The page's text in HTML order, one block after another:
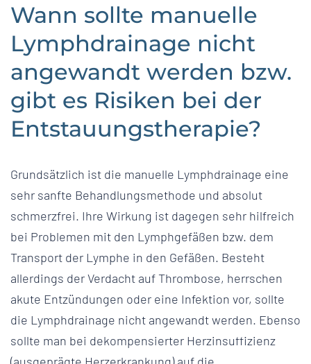
Wann sollte manuelle
Lymphdrainage nicht
angewandt werden bzw.
gibt es Risiken bei der
Entstauungs­therapie?
Grundsätzlich ist die manuelle Lymphdrainage eine
sehr sanfte Behandlungsmethode und absolut
schmerzfrei. Ihre Wirkung ist dagegen sehr hilfreich
bei Problemen mit den Lymphgefäßen bzw. dem
Transport der Lymphe in den Gefäßen. Besteht
allerdings der Verdacht auf Thrombose, herrschen
akute Entzündungen oder eine Infektion vor, sollte
die Lymphdrainage nicht angewandt werden. Ebenso
sollte man bei dekompensierter Herzinsuffizienz